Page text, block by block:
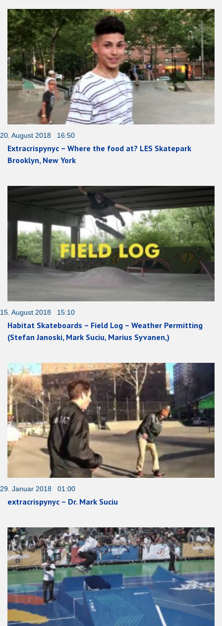
20. August 2018 16:50
Extracrispynyc – Where the food at? LES Skatepark
Brooklyn, New York
15. August 2018 15:10
Habitat Skateboards – Field Log – Weather Permitting
(Stefan Janoski, Mark Suciu, Marius Syvanen,)
29. Januar 2018 01:00
extracrispynyc – Dr. Mark Suciu